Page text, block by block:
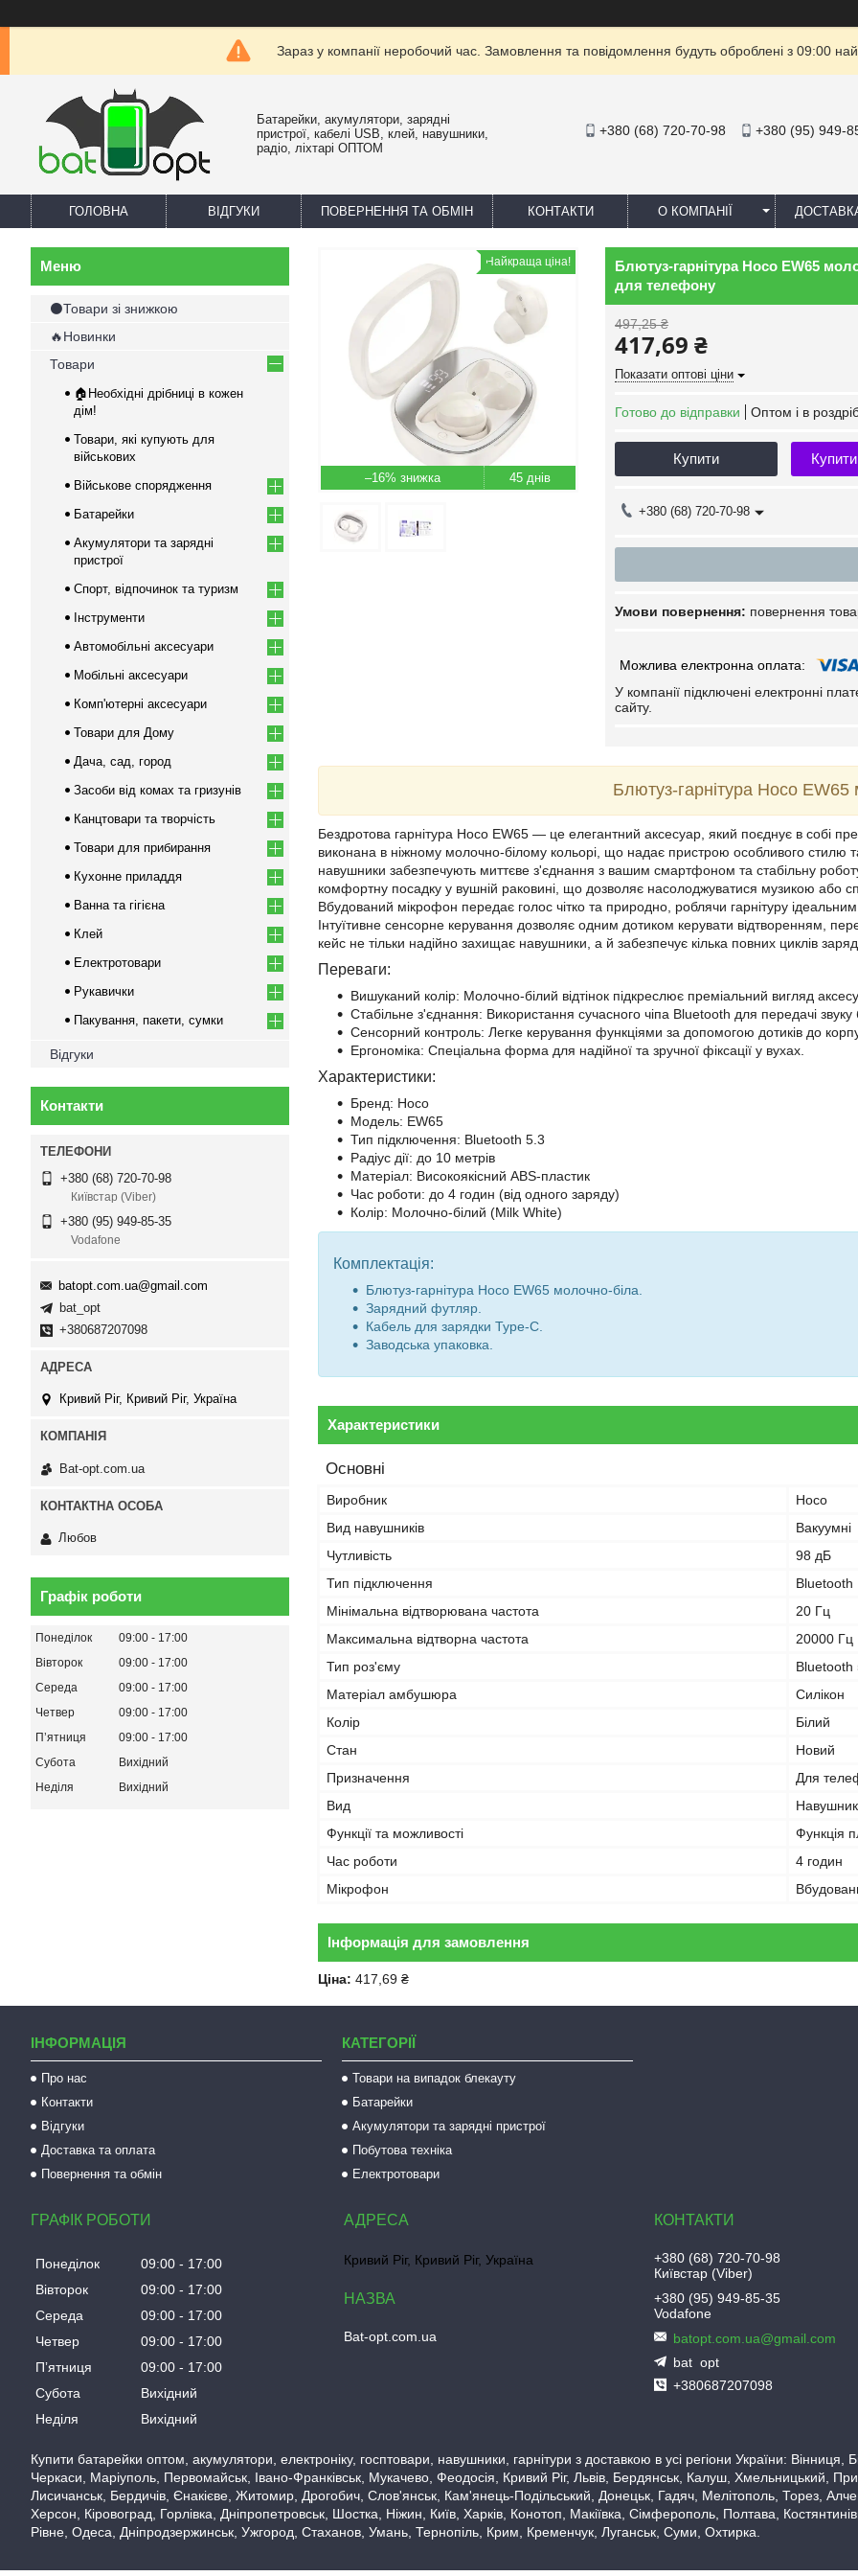
Зараз у компанії неробочий час. Замовлення та повідомлення будуть оброблені з 09:00
Батарейки, акумулятори, зарядні
пристрої, кабелі USB, клей, навушники,
радіо, ліхтарі ОПТОМ
+380 (68) 720-70-98 +380 (95) 949-
ГОЛОВНА ВІДГУКИ ПОВЕРНЕННЯ ТА ОБМІН КОНТАКТИ О КОМПАНІЇ
–16% 45 днів
Найкраща ціна!
Блютуз-гарнітура Hoco EW65
для телефону
497,25 ₴
417,69 ₴
Показати оптові ціни
Готово до відправки Оптом і в
Купити
+380 (68) 720-70-98
повернення
У компанії підключені електронні
сайту.
Блютуз-гарнітура Hoco EW65
Бездротова гарнітура Hoco EW65 — це елегантний аксесуар, який поєднує в собі
виконана в ніжному молочно-білому кольорі, що надає пристрою особливого стилю
навушники забезпечують миттєве з'єднання з вашим смартфоном та стабільну
комфортну посадку у вушній раковині, що дозволяє насолоджуватися музикою або
Вбудований мікрофон передає голос чітко та природно, роблячи гарнітуру
Інтуїтивне сенсорне керування дозволяє одним дотиком керувати відтворенням,
кейс не тільки надійно захищає навушники, а й забезпечує кілька повних циклів
Переваги:
Вишуканий колір: Молочно-білий відтінок підкреслює преміальний вигляд
Стабільне з'єднання: Використання сучасного чіпа Bluetooth для передачі звуку
Сенсорний контроль: Легке керування функціями за допомогою дотиків до
Ергономіка: Спеціальна форма для надійної та зручної фіксації у вухах.
Характеристики:
Бренд: Hoco
Модель: EW65
Тип підключення: Bluetooth 5.3
Радіус дії: до 10 метрів
Матеріал: Високоякісний ABS-пластик
Час роботи: до 4 годин (від одного заряду)
Колір: Молочно-білий (Milk White)
Комплектація:
Блютуз-гарнітура Hoco EW65 молочно-біла.
Зарядний футляр.
Кабель для зарядки Type-C.
Заводська упаковка.
Характеристики
Основні
Виробник
Hoco
Вид навушників
Вакуумні
Чутливість
98 дБ
Тип підключення
Bluetooth
Мінімальна відтворювана частота
20 Гц
Максимальна відтворна частота
20000 Гц
Тип роз'єму
Bluetooth
Матеріал амбушюра
Силікон
Колір
Білий
Стан
Новий
Призначення
Для
Вид
Функції та можливості
Функція
Час роботи
4 годин
Мікрофон
Інформація для замовлення
Ціна: 417,69 ₴
⚫Товари зі знижкою
🔥Новинки
Товари
🏠Необхідні дрібниці в кожен
дім!
Товари, які купують для
військових
Військове спорядження
Батарейки
Акумулятори та зарядні
пристрої
Спорт, відпочинок та туризм
Інструменти
Автомобільні аксесуари
Мобільні аксесуари
Комп'ютерні аксесуари
Товари для Дому
Дача, сад, город
Засоби від комах та гризунів
Канцтовари та творчість
Товари для прибирання
Кухонне приладдя
Ванна та гігієна
Клей
Електротовари
Рукавички
Пакування, пакети, сумки
Відгуки
Контакти
+380 (68) 720-70-98
Київстар (Viber)
+380 (95) 949-85-35
Vodafone
batopt.com.ua@gmail.com
bat_opt
+380687207098
Кривий Ріг, Кривий Ріг, Україна
Bat-opt.com.ua
Любов
Графік роботи
Понеділок 09:00
17:00
Вівторок
09:00
17:00
Середа
09:00
17:00
Четвер
09:00
17:00
Пʼятниця
09:00
17:00
Субота
Вихідний
Неділя
Вихідний
ІНФОРМАЦІЯ
Про нас
Контакти
Відгуки
Доставка та оплата
Повернення та обмін
КАТЕГОРІЇ
Товари на випадок блекауту
Батарейки
Акумулятори та зарядні пристрої
Побутова техніка
Електротовари
ГРАФІК РОБОТИ
Понеділок 09:00
17:00
Вівторок
09:00
17:00
Середа
09:00
17:00
Четвер
09:00
17:00
Пʼятниця
09:00
17:00
Субота
Вихідний
Неділя
Вихідний
Кривий Ріг, Кривий Ріг, Україна
Bat-opt.com.ua
+380 (68) 720-70-98
Київстар (Viber)
+380 (95) 949-85-35
Vodafone
batopt.com.ua@gmail.com
bat_opt
+380687207098
Купити батарейки оптом, акумулятори, електроніку, госптовари, навушники, гарнітури з доставкою в усі регіони України:
Черкаси, Маріуполь, Первомайськ, Івано-Франківськ, Мукачево, Феодосія, Кривий Ріг, Львів, Бердянськ, Калуш, Хмельницький,
Лисичанськ, Бердичів, Єнакієве, Житомир, Дрогобич, Слов'янськ, Кам'янець-Подільський, Донецьк, Гадяч, Мелітополь, Торез,
Херсон, Кіровоград, Горлівка, Дніпропетровськ, Шостка, Ніжин, Київ, Харків, Конотоп, Макіївка, Сімферополь, Полтава,
Рівне, Одеса, Дніпродзержинськ, Ужгород, Стаханов, Умань, Тернопіль, Крим, Кременчук, Луганськ, Суми, Охтирка.